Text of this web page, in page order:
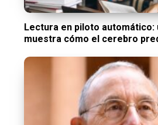
Lectura en piloto automático:
muestra cómo el cerebro